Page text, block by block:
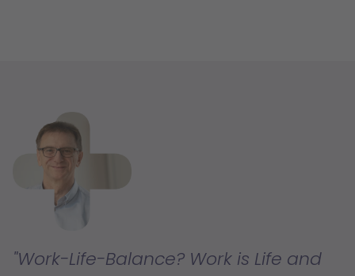
Work-Life-Balance? Work is Life and